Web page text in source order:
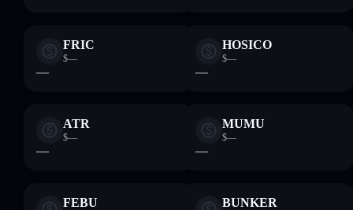
FRIC
$—
—
HOSICO
$—
—
ATR
$—
—
MUMU
$—
—
FEBU BUNKER